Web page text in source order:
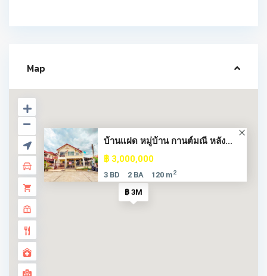
Map
฿ 3M
บ้านแฝด หมู่บ้าน กานต์มณี หลัง...
฿ 3,000,000
3 BD 2 BA 120 m2